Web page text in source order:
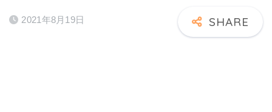
2021年8月19日